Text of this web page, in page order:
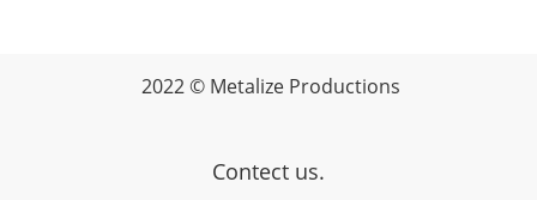
2022 © Metalize Productions
Contect us.